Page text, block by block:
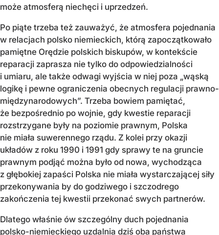
może atmosferą niechęci i uprzedzeń.
Po piąte trzeba też zauważyć, że atmosfera pojednania
w relacjach polsko niemieckich, którą zapoczątkowało
pamiętne Orędzie polskich biskupów, w kontekście
reparacji zaprasza nie tylko do odpowiedzialności
i umiaru, ale także odwagi wyjścia w niej poza „wąską
logikę i pewne ograniczenia obecnych regulacji prawno-
międzynarodowych”. Trzeba bowiem pamiętać,
że bezpośrednio po wojnie, gdy kwestie reparacji
rozstrzygane były na poziomie prawnym, Polska
nie miała suwerennego rządu. Z kolei przy okazji
układów z roku 1990 i 1991 gdy sprawy te na gruncie
prawnym podjąć można było od nowa, wychodząca
z głębokiej zapaści Polska nie miała wystarczającej siły
przekonywania by do godziwego i szczodrego
zakończenia tej kwestii przekonać swych partnerów.
Dlatego właśnie ów szczególny duch pojednania
polsko-niemieckiego uzdalnia dziś oba państwa